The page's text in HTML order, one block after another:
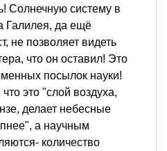
Солнечную систему в
Галилея, да ещё
не позволяет видеть
что он оставил! Это
посылок науки!
это "слой воздуха,
делает небесные
а научным
количество